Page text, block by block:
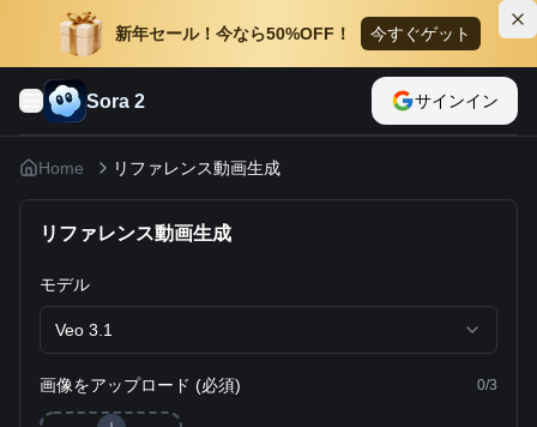
新年セール！今なら50%OFF！ 今すぐゲット
Sora 2 サインイン
Home リファレンス動画生成
リファレンス動画生成
モデル
Veo 3.1
画像をアップロード (必須) 0/3